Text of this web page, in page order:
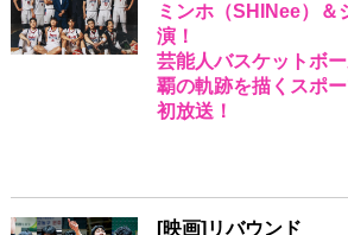
ミンホ（SHINee）＆
演！
芸能人バスケットボ
覇の軌跡を描くスポ
初放送！
[映画]リバウンド